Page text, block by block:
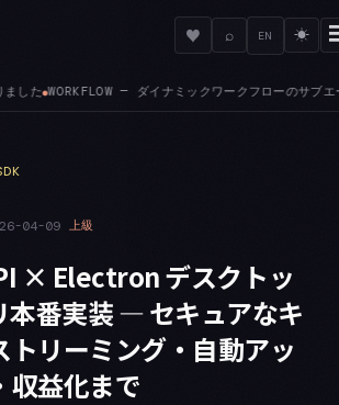
♥ ⌕ EN ☀
サブエージェントは、セッションの権限モードに関
04-09 上級
× Electron デスクトッ
本番実装 — セキュアなキ
トリーミング・自動アッ
収益化まで